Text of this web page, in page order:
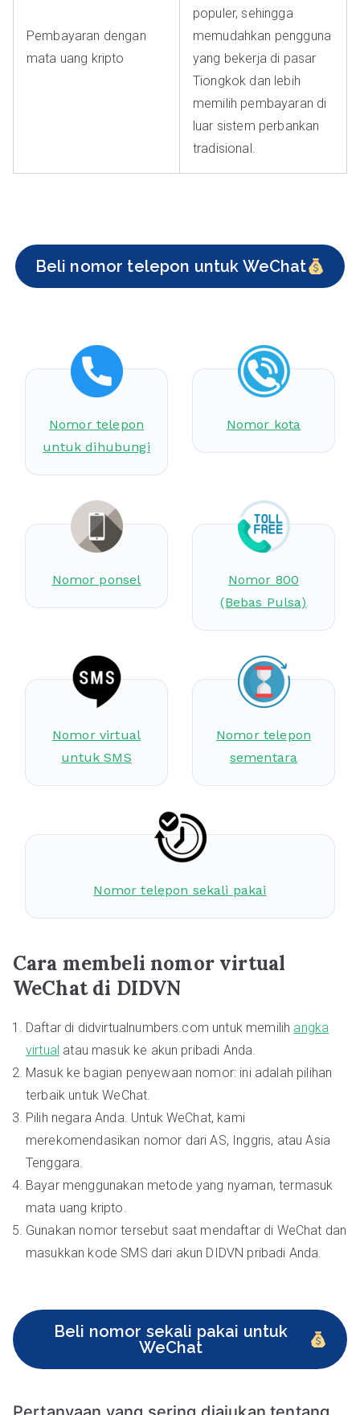
Pembayaran dengan
mata uang kripto
populer, sehingga
memudahkan pengguna
yang bekerja di pasar
Tiongkok dan lebih
memilih pembayaran di
luar sistem perbankan
tradisional.
Beli nomor telepon untuk WeChat
Nomor telepon
untuk dihubungi
Nomor kota
Nomor ponsel
Nomor 800
(Bebas Pulsa)
Nomor virtual
untuk SMS
Nomor telepon
sementara
Nomor telepon sekali pakai
Cara membeli nomor virtual
WeChat di DIDVN
Daftar di didvirtualnumbers.com untuk memilih angka
virtual atau masuk ke akun pribadi Anda.
Masuk ke bagian penyewaan nomor: ini adalah pilihan
terbaik untuk WeChat.
Pilih negara Anda. Untuk WeChat, kami
merekomendasikan nomor dari AS, Inggris, atau Asia
Tenggara.
Bayar menggunakan metode yang nyaman, termasuk
mata uang kripto.
Gunakan nomor tersebut saat mendaftar di WeChat dan
masukkan kode SMS dari akun DIDVN pribadi Anda.
Beli nomor sekali pakai untuk
WeChat